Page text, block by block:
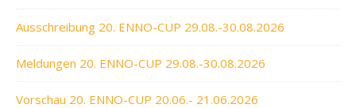
Ausschreibung 20. ENNO-CUP 29.08.-30.08.2026
Meldungen 20. ENNO-CUP 29.08.-30.08.2026
Vorschau 20. ENNO-CUP 20.06.- 21.06.2026